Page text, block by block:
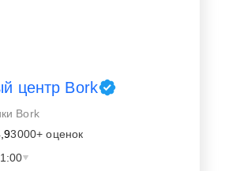
центр Bork
Bork
3000+ оценок